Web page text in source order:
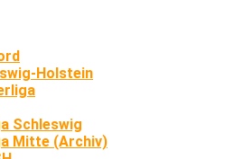
Holstein
Schleswig
Mitte (Archiv)